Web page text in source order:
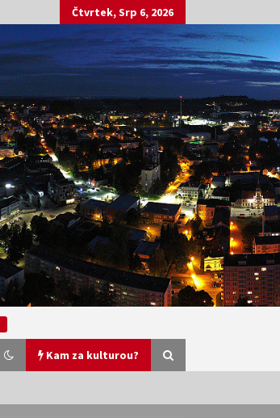
Čtvrtek, Srp 6, 2026
Kam za kulturou?